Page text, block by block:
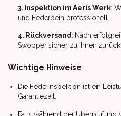
3. Inspektion im Aeris Werk:
und Federbein professionell.
4. Rückversand : Nach
Swopper sicher zu Ihnen
Wichtige Hinweise
Die Federinspektion ist ein
Garantiezeit.
Falls während der Überprüfung